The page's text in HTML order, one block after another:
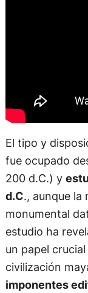
El tipo y
fue ocupado
200 d.C.) y
d.C ., aunque
monumental
estudio ha
un papel
civilización
imponentes